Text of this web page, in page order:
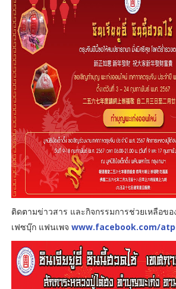
ติดตามข่าวสาร และกิจกรรมการช่วยเหลือข
เฟซบุ๊ก แฟนเพจ www.facebook.com/